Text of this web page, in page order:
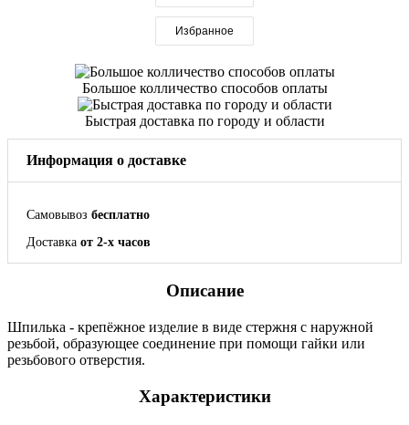
Избранное
Большое колличество способов оплаты
Быстрая доставка по городу и области
Информация о доставке
Самовывоз бесплатно
Доставка от 2-х часов
Описание
Шпилька - крепёжное изделие в виде стержня с наружной
резьбой, образующее соединение при помощи гайки или
резьбового отверстия.
Характеристики